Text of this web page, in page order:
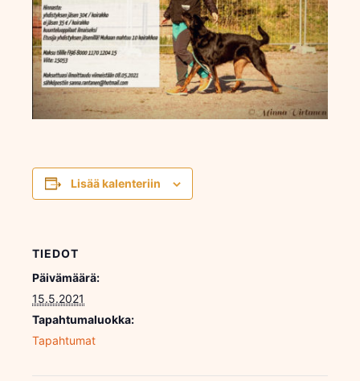
Lisää kalenteriin
TIEDOT
Päivämäärä:
15.5.2021
Tapahtumaluokka:
Tapahtumat